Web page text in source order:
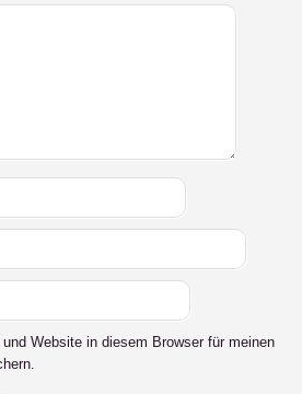
Website in diesem Browser für meinen